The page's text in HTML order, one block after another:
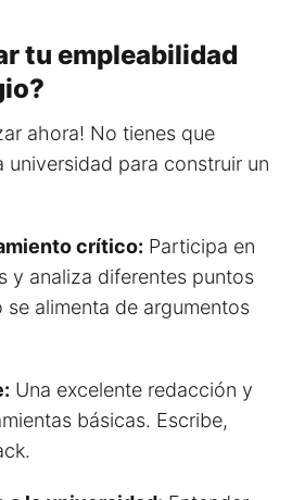
tu empleabilidad
ahora! No tienes que
universidad para construir un
crítico: Participa en
y analiza diferentes puntos
se alimenta de argumentos
Una excelente redacción y
básicas. Escribe,